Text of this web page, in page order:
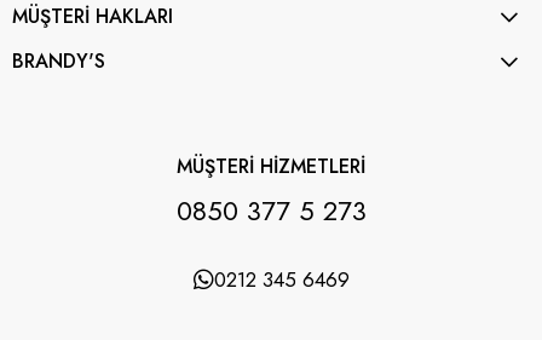
MÜŞTERİ HAKLARI
BRANDY'S
MÜŞTERİ HİZMETLERİ
0850 377 5 273
0212 345 6469